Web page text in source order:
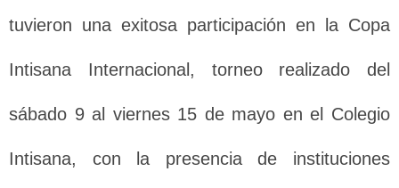
tuvieron una exitosa participación en la Copa
Intisana Internacional, torneo realizado del
sábado 9 al viernes 15 de mayo en el Colegio
Intisana, con la presencia de instituciones